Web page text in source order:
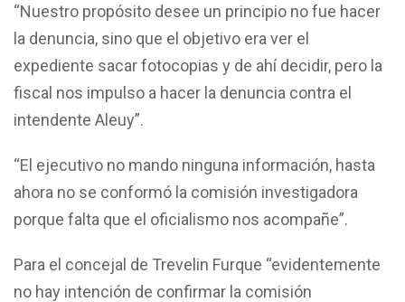
“Nuestro propósito desee un principio no fue hacer
la denuncia, sino que el objetivo era ver el
expediente sacar fotocopias y de ahí decidir, pero la
fiscal nos impulso a hacer la denuncia contra el
intendente Aleuy”.
“El ejecutivo no mando ninguna información, hasta
ahora no se conformó la comisión investigadora
porque falta que el oficialismo nos acompañe”.
Para el concejal de Trevelin Furque “evidentemente
no hay intención de confirmar la comisión